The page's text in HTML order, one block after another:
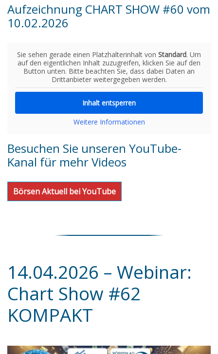
Aufzeichnung CHART SHOW #60 vom
10.02.2026
Sie sehen gerade einen Platzhalterinhalt von Standard. Um
auf den eigentlichen Inhalt zuzugreifen, klicken Sie auf den
Button unten. Bitte beachten Sie, dass dabei Daten an
Drittanbieter weitergegeben werden.
Inhalt entsperren
Weitere Informationen
Besuchen Sie unseren YouTube-
Kanal für mehr Videos
Börsen Aktuell bei YouTube
14.04.2026 – Webinar:
Chart Show #62
KOMPAKT